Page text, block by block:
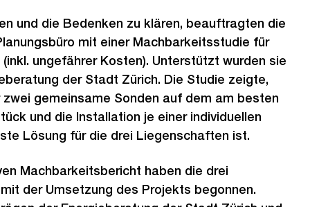
und die Bedenken zu klären, beauftragten die
mit einer Machbarkeitsstudie für
ungefährer Kosten). Unterstützt wurden sie
der Stadt Zürich. Die Studie zeigte,
gemeinsame Sonden auf dem am besten
und die Installation je einer individuellen
Lösung für die drei Liegenschaften ist.
Machbarkeitsbericht haben die drei
der Umsetzung des Projekts begonnen.